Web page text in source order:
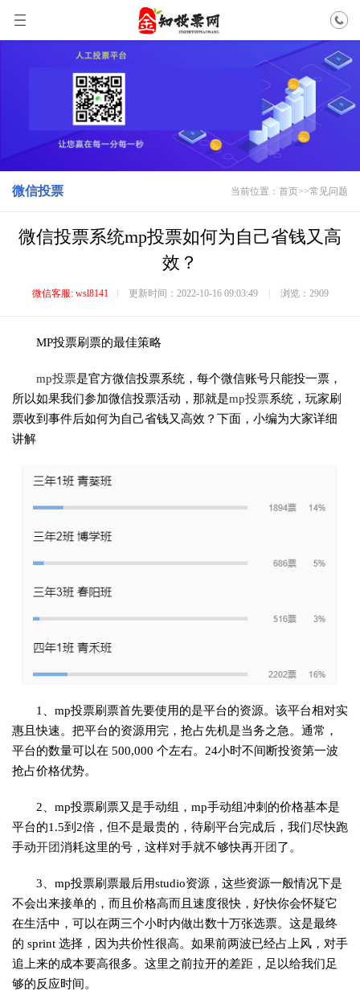
微信投票 当前位置： 首页>>常见问题
微信投票系统mp投票如何为自己省钱又高
效？
微信客服: wsl8141 更新时间：2022-10-16 09:03:49 浏览：2909
MP投票刷票的最佳策略
mp投票是官方微信投票系统，每个微信账号只能投一票，
所以如果我们参加微信投票活动，那就是mp投票系统，玩家刷
票收到事件后如何为自己省钱又高效？下面，小编为大家详细
讲解
1、mp投票刷票首先要使用的是平台的资源。该平台相对实
惠且快速。把平台的资源用完，抢占先机是当务之急。通常，
平台的数量可以在 500,000 个左右。24小时不间断投资第一波
抢占价格优势。
2、mp投票刷票又是手动组，mp手动组冲刺的价格基本是
平台的1.5到2倍，但不是最贵的，待刷平台完成后，我们尽快跑
手动开团消耗这里的号，这样对手就不够快再开团 了。
3、mp投票刷票最后用studio资源，这些资源一般情况下是
不会出来接单的，而且价格高而且速度很快，好快你会怀疑它
在生活中，可以在两三个小时内做出数十万张选票。这是最终
的 sprint 选择，因为共价性很高。如果前两波已经占上风，对手
追上来的成本要高很多。这里之前拉开的差距，足以给我们足
够的反应时间。